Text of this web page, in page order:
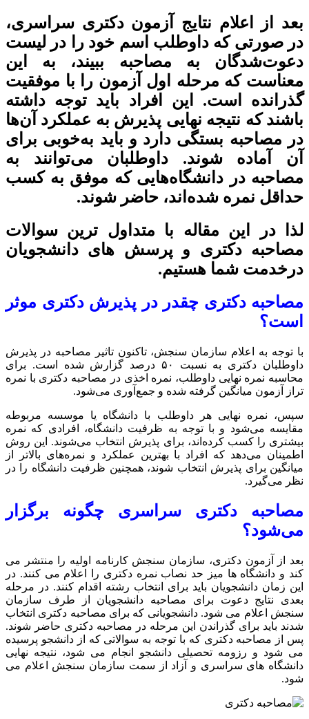
بعد از اعلام نتایج آزمون دکتری سراسری،
در صورتی که داوطلب اسم خود را در لیست
دعوت‌شدگان به مصاحبه ببیند، به این
معناست که مرحله اول آزمون را با موفقیت
گذرانده است. این افراد باید توجه داشته
باشند که نتیجه نهایی پذیرش به عملکرد آن‌ها
در مصاحبه بستگی دارد و باید به‌خوبی برای
آن آماده شوند. داوطلبان می‌توانند به
مصاحبه در دانشگاه‌هایی که موفق به کسب
حداقل نمره شده‌اند، حاضر شوند.
لذا در این مقاله با متداول ترین سوالات
مصاحبه دکتری و پرسش های دانشجویان
درخدمت شما هستیم.
مصاحبه دکتری چقدر در پذیرش دکتری موثر
است؟
با توجه به اعلام سازمان سنجش، تاکنون تاثیر مصاحبه در پذیرش
داوطلبان دکتری به نسبت ۵۰ درصد گزارش شده است. برای
محاسبه نمره نهایی داوطلب، نمره اخذی در مصاحبه دکتری با نمره
تراز آزمون میانگین گرفته شده و جمع‌آوری می‌شود.
سپس، نمره نهایی هر داوطلب با دانشگاه یا موسسه مربوطه
مقایسه می‌شود و با توجه به ظرفیت دانشگاه، افرادی که نمره
بیشتری را کسب کرده‌اند، برای پذیرش انتخاب می‌شوند. این روش
اطمینان می‌دهد که افراد با بهترین عملکرد و نمره‌های بالاتر از
میانگین برای پذیرش انتخاب شوند، همچنین ظرفیت دانشگاه را در
نظر می‌گیرد.
مصاحبه دکتری سراسری چگونه برگزار
می‌شود؟
بعد از آزمون دکتری، سازمان سنجش کارنامه اولیه را منتشر می
کند و دانشگاه ها میز حد نصاب نمره دکتری را اعلام می کنند. در
این زمان دانشجویان باید برای انتخاب رشته اقدام کنند. در مرحله
بعدی نتایج دعوت برای مصاحبه دانشجویان از طرف سازمان
سنجش اعلام می شود. دانشجویانی که برای مصاحبه دکتری انتخاب
شدند باید برای گذراندن این مرحله در مصاحبه دکتری حاضر شوند.
پس از مصاحبه دکتری که با توجه به سوالاتی که از دانشجو پرسیده
می شود و رزومه تحصیلی دانشجو انجام می شود، نتیجه نهایی
دانشگاه های سراسری و آزاد از سمت سازمان سنجش اعلام می
شود.